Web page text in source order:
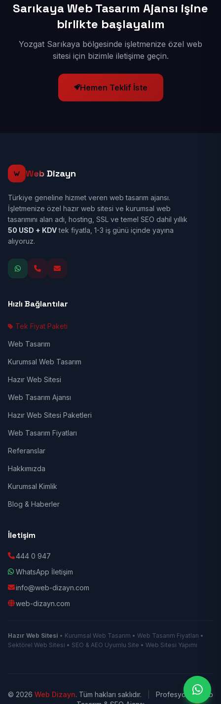
Sarıkaya Web Tasarım Ajansı işine
birlikte başlayalım
Yozgat Sarıkaya bölgesinde işletmenize özel web
sitesi için bizimle iletişime geçin.
Hemen Teklif İste
Web Dizayn
Türkiye geneline hizmet veren web tasarım ajansı.
İşletmenize özel hazır web sitesi ve kurumsal web
tasarımını alan adı, hosting, SSL ve temel SEO dahil yıllık
50 USD + KDVtek fiyatla, 1-3 iş günü içinde yayına
alıyoruz.
Hızlı Bağlantılar
Tek Fiyat Paketi
Web Tasarım
Kurumsal Web Tasarım
Hazır Web Sitesi
Web Tasarım Ajansı
Hazır Web Sitesi Paketleri
Web Tasarım Fiyatları
Referanslar
Hakkımızda
Kurumsal Kimlik
Blog & Haberler
İletişim
444 0 947
WhatsApp İletişim
info@web-dizayn.com
web-dizayn.com
Hazır Web Sitesi • Kurumsal Web Tasarım • Web Tasarım Fiyatları •
Sektörel Web Sitesi • SEO & AEO Uyumlu Site • Web Sitesi Yapımı
© 2026 Web Dizayn. Tüm hakları saklıdır.
Profesyonel Web